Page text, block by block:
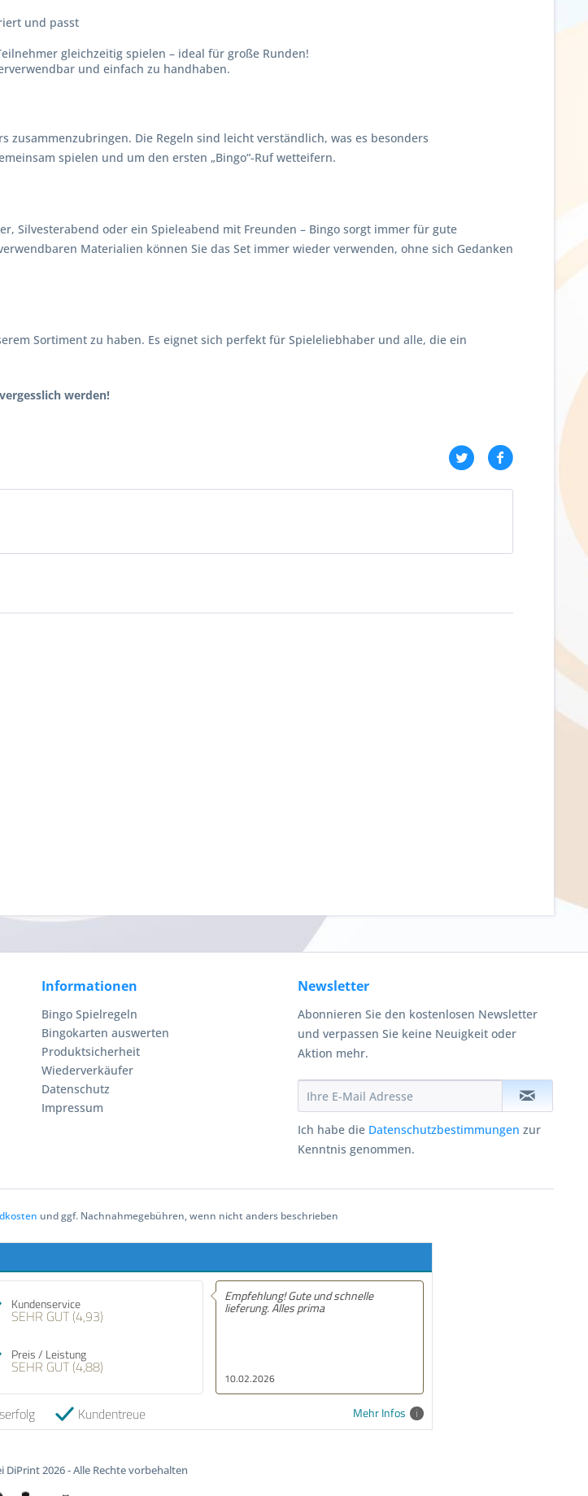
und passt
gleichzeitig spielen – ideal für große Runden!
und einfach zu handhaben.
zusammenzubringen. Die Regeln sind leicht verständlich, was es besonders
spielen und um den ersten „Bingo“-Ruf wetteifern.
Silvesterabend oder ein Spieleabend mit Freunden – Bingo sorgt immer für gute
Materialien können Sie das Set immer wieder verwenden, ohne sich Gedanken
Sortiment zu haben. Es eignet sich perfekt für Spieleliebhaber und alle, die ein
werden!
Informationen
Bingo Spielregeln
Bingokarten auswerten
Produktsicherheit
Wiederverkäufer
Datenschutz
Impressum
Newsletter
Abonnieren Sie den kostenlosen Newsletter
und verpassen Sie keine Neuigkeit oder
Aktion mehr.
Ich habe die Datenschutzbestimmungen zur
Kenntnis genommen.
und ggf. Nachnahmegebühren, wenn nicht anders beschrieben
Kundenservice
SEHR GUT (4,93)
Preis / Leistung
SEHR GUT (4,88)
10.02.2026
Empfehlung! Gute und schnelle
lieferung. Alles prima
Mehr Infos
Kundentreue
2026 - Alle Rechte vorbehalten